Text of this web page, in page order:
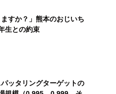
すか？」熊本のおじいち
生との約束
ッタリングターゲットの